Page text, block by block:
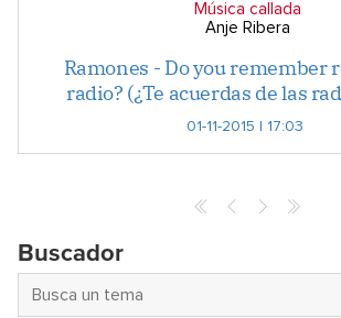
Música callada
Anje Ribera
Ramones - Do you remember
radio? (¿Te acuerdas de las
01-11-2015 | 17:03
Buscador